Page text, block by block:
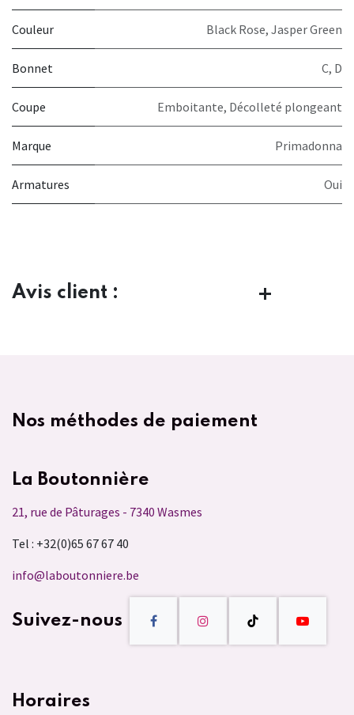
Couleur Black Rose, Jasper Green
Bonnet C, D
Coupe Emboitante, Décolleté plongeant
Marque Primadonna
Armatures Oui
Avis client :
Nos méthodes de paiement
La Boutonnière
21, rue de Pâturages - 7340 Wasmes
Tel : +32(0)65 67 67 40
info@laboutonniere.be
Suivez-nous
Horaires